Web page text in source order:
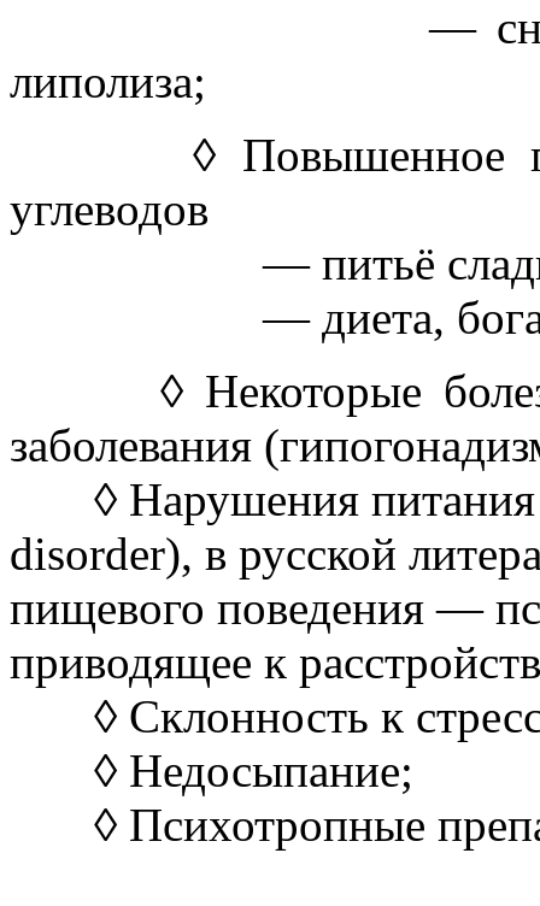
— снижение
липолиза;
◊ Повышенное
углеводов
— питьё сладких
— диета, богатая
◊ Некоторые
заболевания
◊ Нарушения питания
disorder), в русской
пищевого поведения —
приводящее к
◊ Склонность к
◊ Недосыпание;
◊ Психотропные